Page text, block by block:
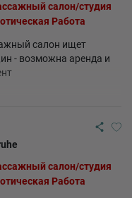
салон/студия
Pабота
салон ищет
- возможна аренда и
салон/студия
Pабота